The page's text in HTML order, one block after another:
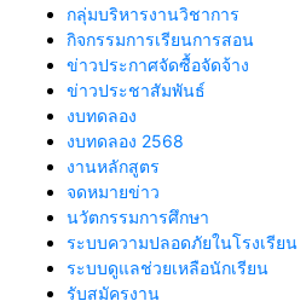
กลุ่มบริหารงานวิชาการ
กิจกรรมการเรียนการสอน
ข่าวประกาศจัดซื้อจัดจ้าง
ข่าวประชาสัมพันธ์
งบทดลอง
งบทดลอง 2568
งานหลักสูตร
จดหมายข่าว
นวัตกรรมการศึกษา
ระบบความปลอดภัยในโรงเรียน
ระบบดูแลช่วยเหลือนักเรียน
รับสมัครงาน